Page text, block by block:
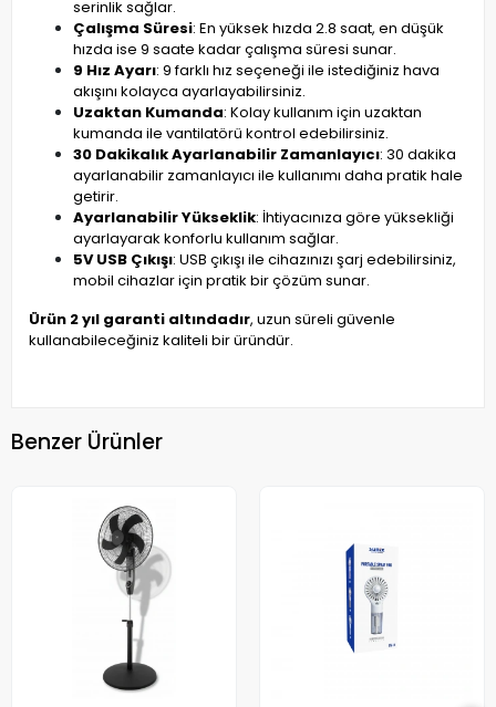
serinlik sağlar.
Çalışma Süresi: En yüksek hızda 2.8 saat, en düşük
hızda ise 9 saate kadar çalışma süresi sunar.
9 Hız Ayarı: 9 farklı hız seçeneği ile istediğiniz hava
akışını kolayca ayarlayabilirsiniz.
Uzaktan Kumanda: Kolay kullanım için uzaktan
kumanda ile vantilatörü kontrol edebilirsiniz.
30 Dakikalık Ayarlanabilir Zamanlayıcı: 30 dakika
ayarlanabilir zamanlayıcı ile kullanımı daha pratik hale
getirir.
Ayarlanabilir Yükseklik: İhtiyacınıza göre yüksekliği
ayarlayarak konforlu kullanım sağlar.
5V USB Çıkışı: USB çıkışı ile cihazınızı şarj edebilirsiniz,
mobil cihazlar için pratik bir çözüm sunar.
Ürün 2 yıl garanti altındadır, uzun süreli güvenle
kullanabileceğiniz kaliteli bir üründür.
Benzer Ürünler